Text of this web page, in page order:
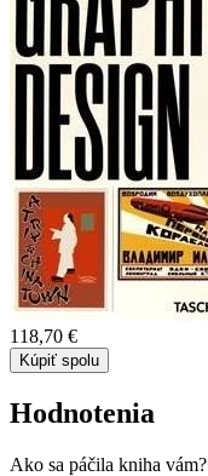
118,70 €
Kúpiť spolu
Hodnotenia
Ako sa páčila kniha vám?